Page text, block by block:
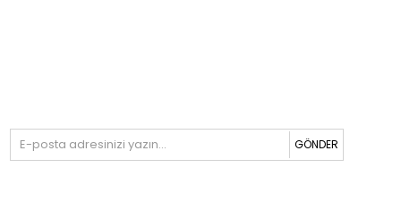
GÖNDER